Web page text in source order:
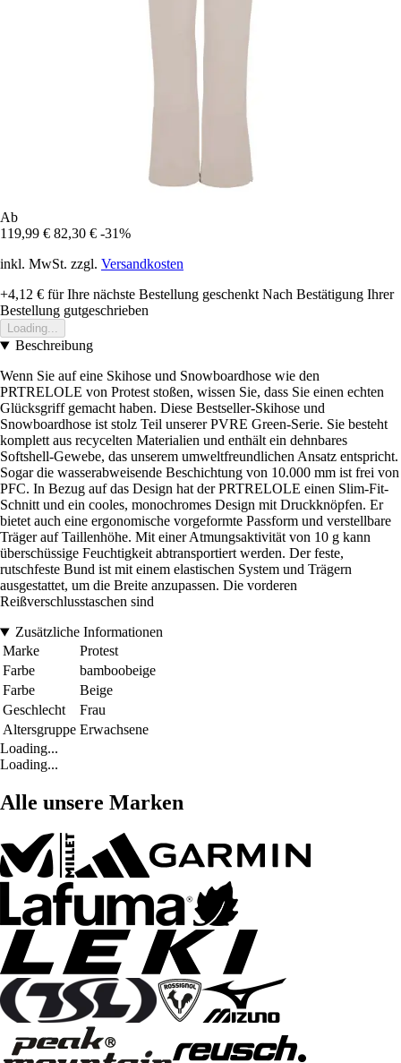
Ab
119,99 € 82,30 € -31%
inkl. MwSt. zzgl. Versandkosten
+4,12 € für Ihre nächste Bestellung geschenkt Nach Bestätigung Ihrer
Bestellung gutgeschrieben
Loading...
Beschreibung
Wenn Sie auf eine Skihose und Snowboardhose wie den
PRTRELOLE von Protest stoßen, wissen Sie, dass Sie einen echten
Glücksgriff gemacht haben. Diese Bestseller-Skihose und
Snowboardhose ist stolz Teil unserer PVRE Green-Serie. Sie besteht
komplett aus recycelten Materialien und enthält ein dehnbares
Softshell-Gewebe, das unserem umweltfreundlichen Ansatz entspricht.
Sogar die wasserabweisende Beschichtung von 10.000 mm ist frei von
PFC. In Bezug auf das Design hat der PRTRELOLE einen Slim-Fit-
Schnitt und ein cooles, monochromes Design mit Druckknöpfen. Er
bietet auch eine ergonomische vorgeformte Passform und verstellbare
Träger auf Taillenhöhe. Mit einer Atmungsaktivität von 10 g kann
überschüssige Feuchtigkeit abtransportiert werden. Der feste,
rutschfeste Bund ist mit einem elastischen System und Trägern
ausgestattet, um die Breite anzupassen. Die vorderen
Reißverschlusstaschen sind
Zusätzliche Informationen
Marke
Protest
Farbe
bamboobeige
Farbe
Beige
Geschlecht
Frau
Altersgruppe Erwachsene
Loading...
Loading...
Alle unsere Marken